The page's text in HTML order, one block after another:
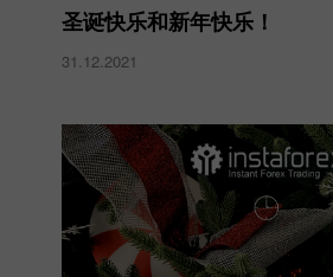
圣诞快乐和新年快乐！
31.12.2021